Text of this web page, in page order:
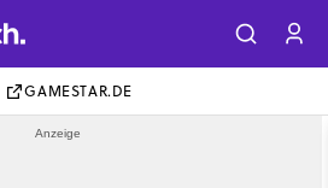
GAMESTAR.DE